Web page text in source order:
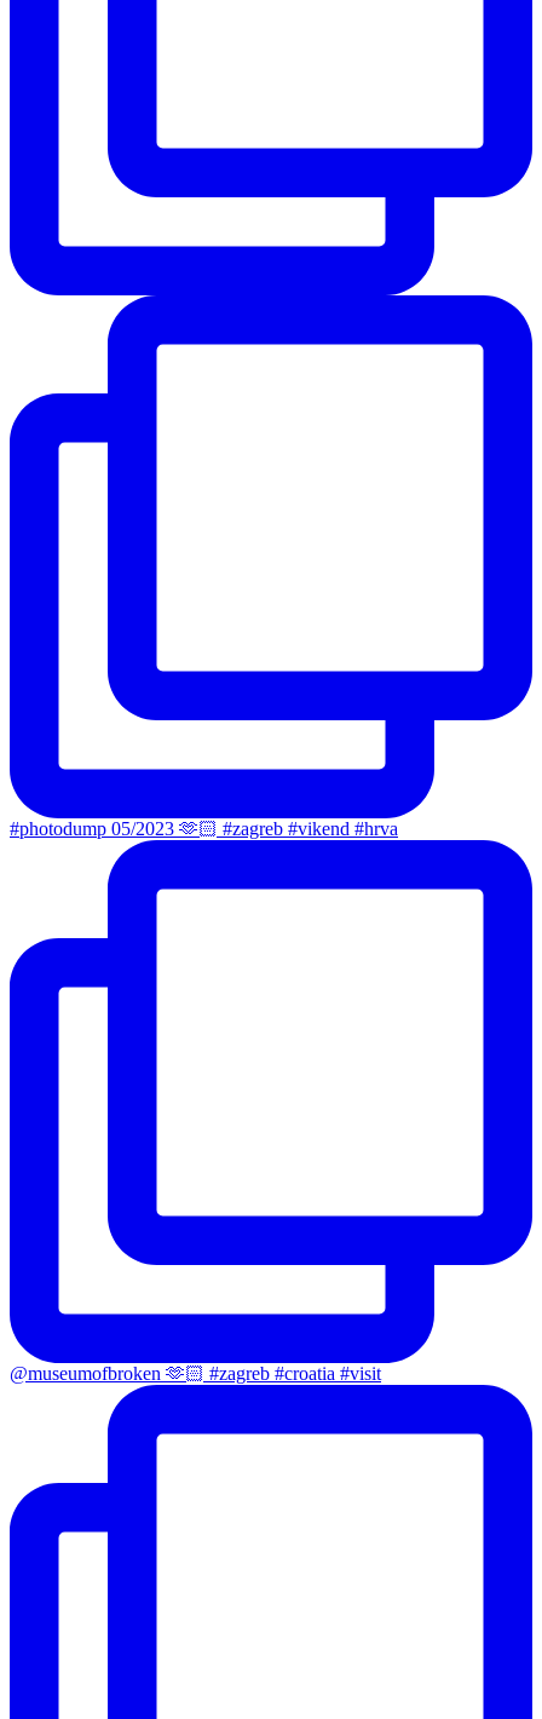
#photodump 05/2023 🫶🏻 #zagreb #vikend #hrva
@museumofbroken 🫶🏻 #zagreb #croatia #visit